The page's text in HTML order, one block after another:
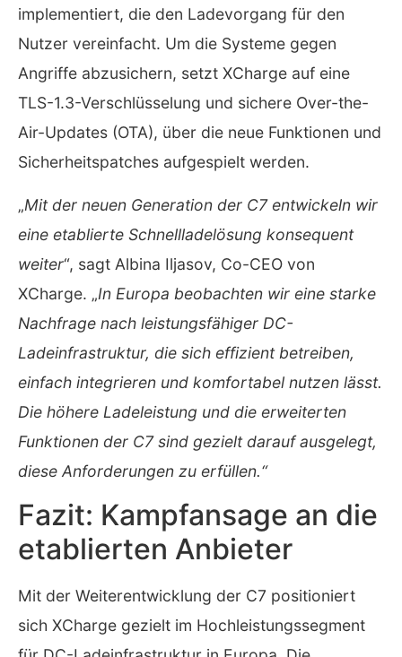
implementiert, die den Ladevorgang für den
Nutzer vereinfacht. Um die Systeme gegen
Angriffe abzusichern, setzt XCharge auf eine
TLS-1.3-Verschlüsselung und sichere Over-the-
Air-Updates (OTA), über die neue Funktionen und
Sicherheitspatches aufgespielt werden.
„Mit der neuen Generation der C7 entwickeln wir
eine etablierte Schnellladelösung konsequent
weiter“, sagt Albina Iljasov, Co-CEO von
XCharge. „In Europa beobachten wir eine starke
Nachfrage nach leistungsfähiger DC-
Ladeinfrastruktur, die sich effizient betreiben,
einfach integrieren und komfortabel nutzen lässt.
Die höhere Ladeleistung und die erweiterten
Funktionen der C7 sind gezielt darauf ausgelegt,
diese Anforderungen zu erfüllen.“
Fazit: Kampfansage an die
etablierten Anbieter
Mit der Weiterentwicklung der C7 positioniert
sich XCharge gezielt im Hochleistungssegment